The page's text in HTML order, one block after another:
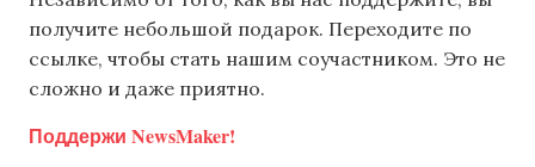
получите небольшой подарок. Переходите по
ссылке, чтобы стать нашим соучастником. Это не
сложно и даже приятно.
Поддержи NewsMaker!